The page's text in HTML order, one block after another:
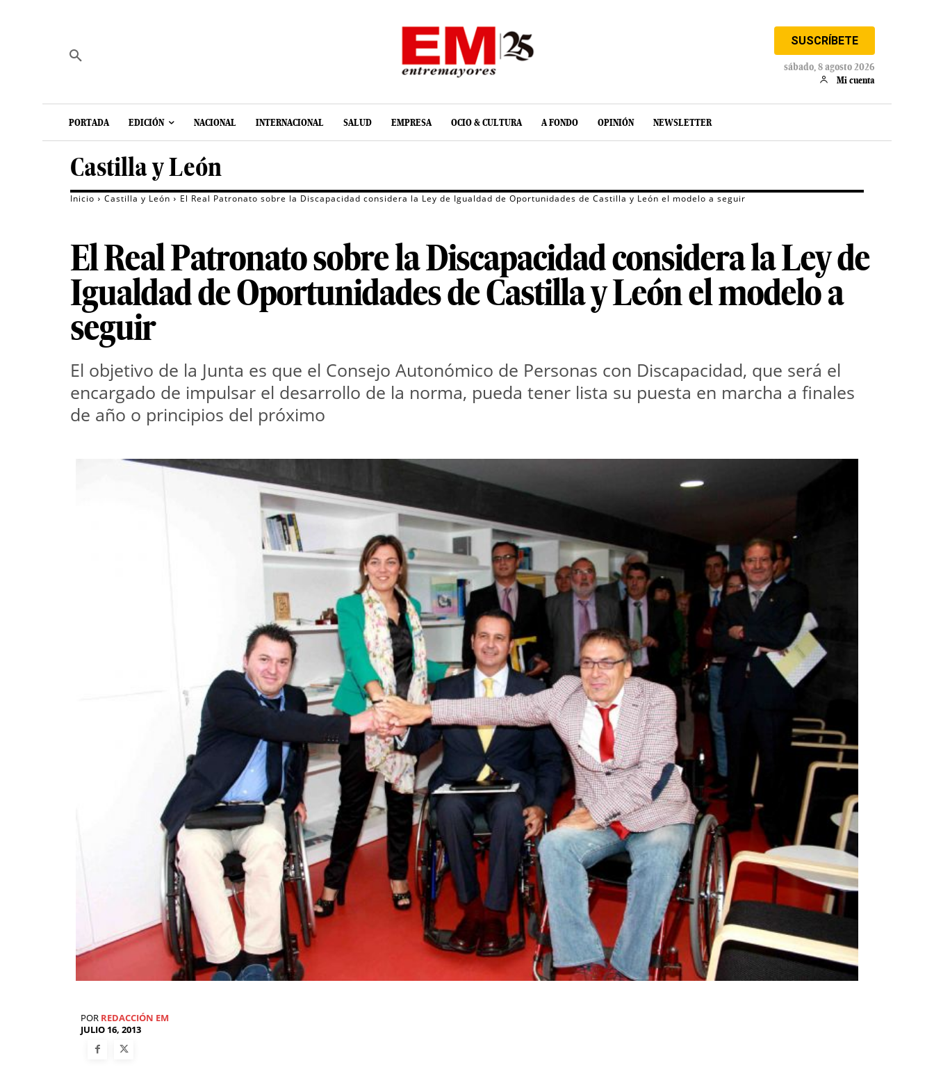
SUSCRÍBETE
sábado, 8 agosto 2026
Mi cuenta
PORTADA EDICIÓN NACIONAL INTERNACIONAL SALUD EMPRESA OCIO & CULTURA A FONDO OPINIÓN NEWSLETTER
Castilla y León
Inicio Castilla y León El Real Patronato sobre la Discapacidad considera la Ley de Igualdad de Oportunidades de Castilla y León el modelo a seguir
El Real Patronato sobre la Discapacidad considera la Ley de
Igualdad de Oportunidades de Castilla y León el modelo a
seguir
El objetivo de la Junta es que el Consejo Autonómico de Personas con Discapacidad, que será el
encargado de impulsar el desarrollo de la norma, pueda tener lista su puesta en marcha a finales
de año o principios del próximo
POR REDACCIÓN EM
JULIO 16, 2013